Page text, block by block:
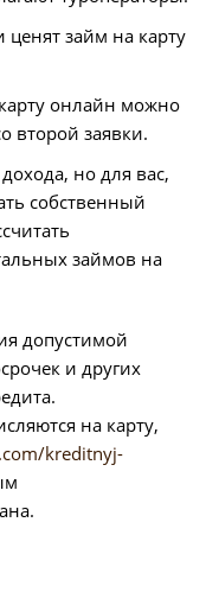
займ на карту
онлайн можно
второй заявки.
но для вас,
собственный
займов на
допустимой
и других
на карту,
kreditnyj-